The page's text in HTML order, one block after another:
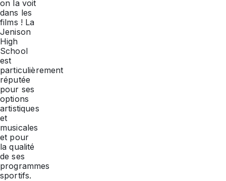
on la voit
dans les
films ! La
Jenison
High
School
est
particulièrement
réputée
pour ses
options
artistiques
et
musicales
et pour
la qualité
de ses
programmes
sportifs.